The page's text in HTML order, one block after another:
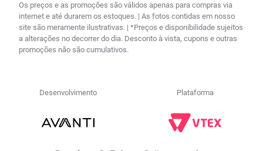
Os preços e as promoções são válidos apenas para compras via
internet e até durarem os estoques. | As fotos contidas em nosso
site são meramente ilustrativas. | *Preços e disponibilidade sujeitos
a alterações no decorrer do dia. Desconto à vista, cupons e outras
promoções não são cumulativos.
Desenvolvimento Plataforma